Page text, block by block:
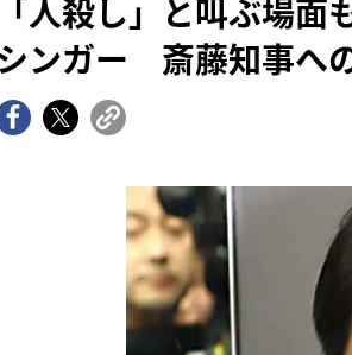
「人殺し」と叫ぶ場
ンガー 斎藤知事へ